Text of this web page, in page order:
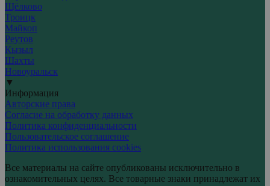
Щёлково
Троицк
Майкоп
Реутов
Кызыл
Шахты
Новоуральск
▼
Информация
Авторские права
Согласие на обработку данных
Политика конфиденциальности
Пользовательское соглашение
Политика использования cookies
Все материалы на сайте опубликованы исключительно в
ознакомительных целях. Все товарные знаки принадлежат их